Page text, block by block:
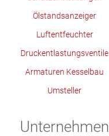
Ölstandsanzeiger
Luftentfeuchter
Druckentlastungsventile
Armaturen Kesselbau
Umsteller
Unternehmen